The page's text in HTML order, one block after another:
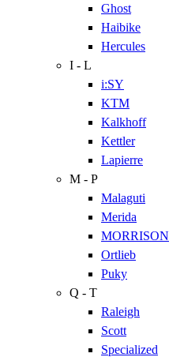
Ghost
Haibike
Hercules
I - L
i:SY
KTM
Kalkhoff
Kettler
Lapierre
M - P
Malaguti
Merida
MORRISON
Ortlieb
Puky
Q - T
Raleigh
Scott
Specialized